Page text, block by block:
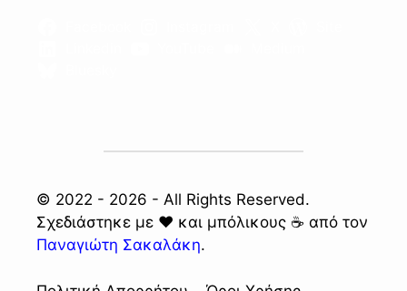
© 2022 - 2026 - All Rights Reserved.
Σχεδιάστηκε με ❤️ και μπόλικους ☕ από τον
Παναγιώτη Σακαλάκη.